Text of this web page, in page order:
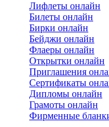
Лифлеты онлайн
Билеты онлайн
Бирки онлайн
Бейджи онлайн
Флаеры онлайн
Открытки онлайн
Приглашения
Сертификаты
Дипломы онлайн
Грамоты онлайн
Фирменные